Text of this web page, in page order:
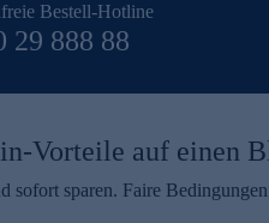
Bestell-Hotline
29 888 88
Vorteile auf einen
sofort sparen. Faire